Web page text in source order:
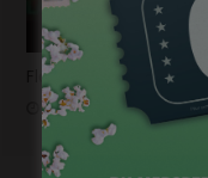
Flashback 2022/
janvier 6, 2023